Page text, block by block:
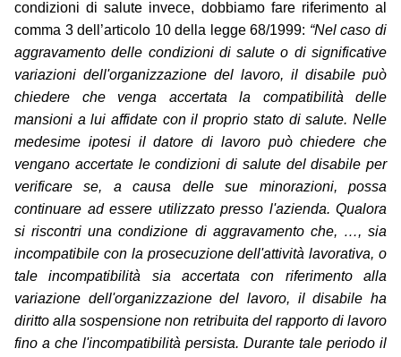
condizioni di salute invece, dobbiamo fare riferimento al
comma 3 dell’articolo 10 della legge 68/1999: “Nel caso di
aggravamento delle condizioni di salute o di significative
variazioni dell'organizzazione del lavoro, il disabile può
chiedere che venga accertata la compatibilità delle
mansioni a lui affidate con il proprio stato di salute. Nelle
medesime ipotesi il datore di lavoro può chiedere che
vengano accertate le condizioni di salute del disabile per
verificare se, a causa delle sue minorazioni, possa
continuare ad essere utilizzato presso l'azienda. Qualora
si riscontri una condizione di aggravamento che, …, sia
incompatibile con la prosecuzione dell'attività lavorativa, o
tale incompatibilità sia accertata con riferimento alla
variazione dell'organizzazione del lavoro, il disabile ha
diritto alla sospensione non retribuita del rapporto di lavoro
fino a che l'incompatibilità persista. Durante tale periodo il